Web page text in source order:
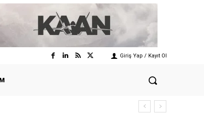
Giriş Yap / Kayıt Ol